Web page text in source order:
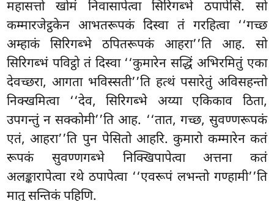
महासत्तो खोमं निवासापेत्वा सिरिगब्भे ठपापेसि. सो
कम्मारजेट्ठकेन आभतरूपकं दिस्वा तं गरहित्वा ‘‘गच्छ
अम्हाकं सिरिगब्भे ठपितरूपकं आहरा’’ति आह. सो
सिरिगब्भं पविट्ठो तं दिस्वा ‘‘कुमारेन सद्धिं अभिरमितुं एका
देवच्छरा, आगता भविस्सती’’ति हत्थं पसारेतुं अविसहन्तो
निक्खमित्वा ‘‘देव, सिरिगब्भे अय्या एकिकाव ठिता,
उपगन्तुं न सक्कोमी’’ति आह. ‘‘तात, गच्छ, सुवण्णरूपकं
एतं, आहरा’’ति पुन पेसितो आहरि. कुमारो कम्मारेन कतं
रूपकं सुवण्णगब्भे निक्खिपापेत्वा अत्तना कतं
अलङ्कारापेत्वा रथे ठपापेत्वा ‘‘एवरूपं लभन्तो गण्हामी’’ति
मातु सन्तिकं पहिणि.